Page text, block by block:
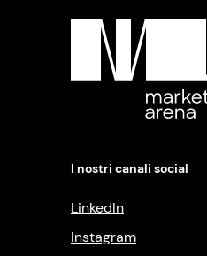
I nostri canali social
LinkedIn
Instagram